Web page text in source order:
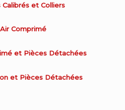
et Colliers
Comprimé
et Pièces Détachées
et Pièces Détachées